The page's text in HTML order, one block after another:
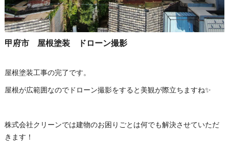
甲府市 屋根塗装 ドローン撮影
屋根塗装工事の完了です。
屋根が広範囲なのでドローン撮影をすると美観が際立ちますね✨
株式会社クリーンでは建物のお困りごとは何でも解決させていただ
きます！